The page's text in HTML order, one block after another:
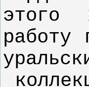
этого
работу